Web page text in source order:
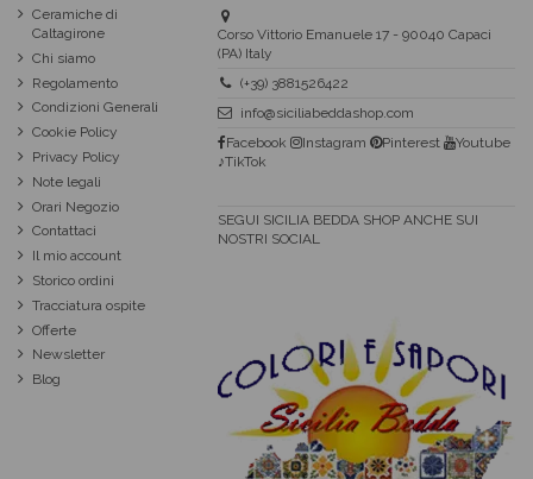
Ceramiche di
Caltagirone
Chi siamo
Regolamento
Condizioni Generali
Cookie Policy
Privacy Policy
Note legali
Orari Negozio
Contattaci
Il mio account
Storico ordini
Tracciatura ospite
Offerte
Newsletter
Blog
Corso Vittorio Emanuele 17 - 90040 Capaci
(PA) Italy
(+39) 3881526422
info@siciliabeddashop.com
Facebook
Instagram Pinterest
Youtube
♪TikTok
SEGUI SICILIA BEDDA SHOP ANCHE SUI
NOSTRI SOCIAL